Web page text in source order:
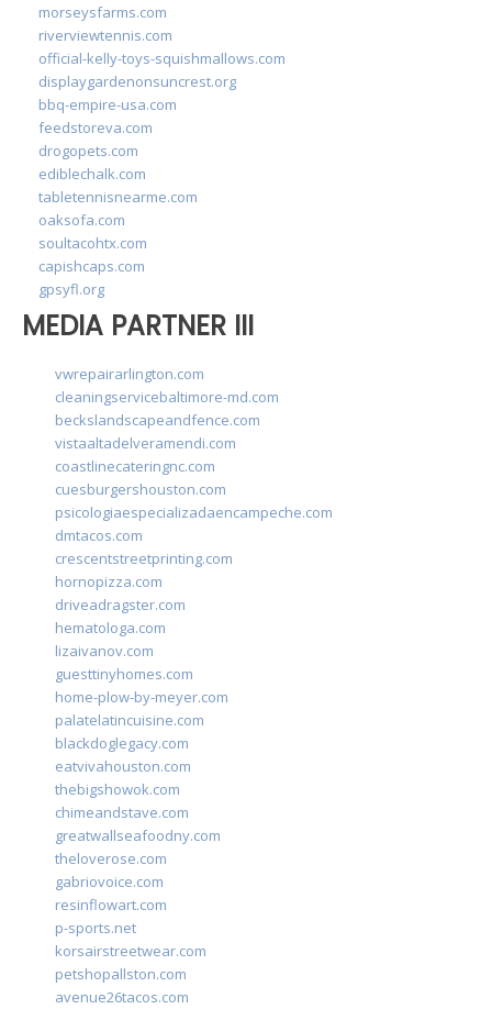
morseysfarms.com
riverviewtennis.com
official-kelly-toys-squishmallows.com
displaygardenonsuncrest.org
bbq-empire-usa.com
feedstoreva.com
drogopets.com
ediblechalk.com
tabletennisnearme.com
oaksofa.com
soultacohtx.com
capishcaps.com
gpsyfl.org
MEDIA PARTNER III
vwrepairarlington.com
cleaningservicebaltimore-md.com
beckslandscapeandfence.com
vistaaltadelveramendi.com
coastlinecateringnc.com
cuesburgershouston.com
psicologiaespecializadaencampeche.com
dmtacos.com
crescentstreetprinting.com
hornopizza.com
driveadragster.com
hematologa.com
lizaivanov.com
guesttinyhomes.com
home-plow-by-meyer.com
palatelatincuisine.com
blackdoglegacy.com
eatvivahouston.com
thebigshowok.com
chimeandstave.com
greatwallseafoodny.com
theloverose.com
gabriovoice.com
resinflowart.com
p-sports.net
korsairstreetwear.com
petshopallston.com
avenue26tacos.com